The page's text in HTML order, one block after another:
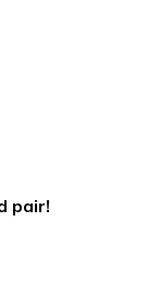
pair!